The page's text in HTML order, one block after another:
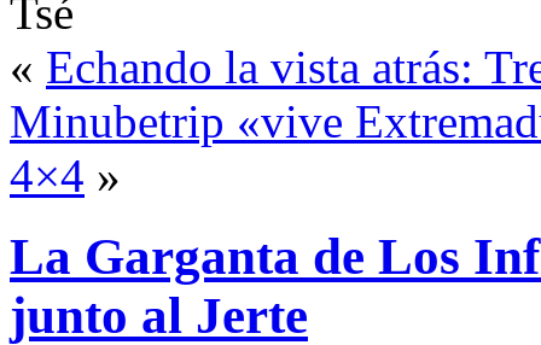
Tsé
« Echando la vista atrás:
Minubetrip «vive
4×4 »
La Garganta de Los
junto al Jerte